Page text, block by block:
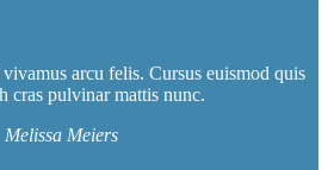
arcu felis. Cursus euismod quis
cras pulvinar mattis nunc.
Melissa Meiers